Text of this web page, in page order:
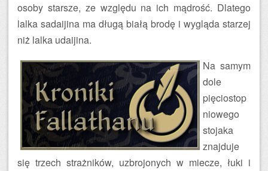
osoby starsze, ze względu na ich mądrość. Dlatego
lalka sadaijina ma długą białą brodę i wygląda starzej
niż lalka udaijina.
Na samym
dole
pięciostop
niowego
stojaka
znajduje
się trzech strażników, uzbrojonych w miecze, łuki i